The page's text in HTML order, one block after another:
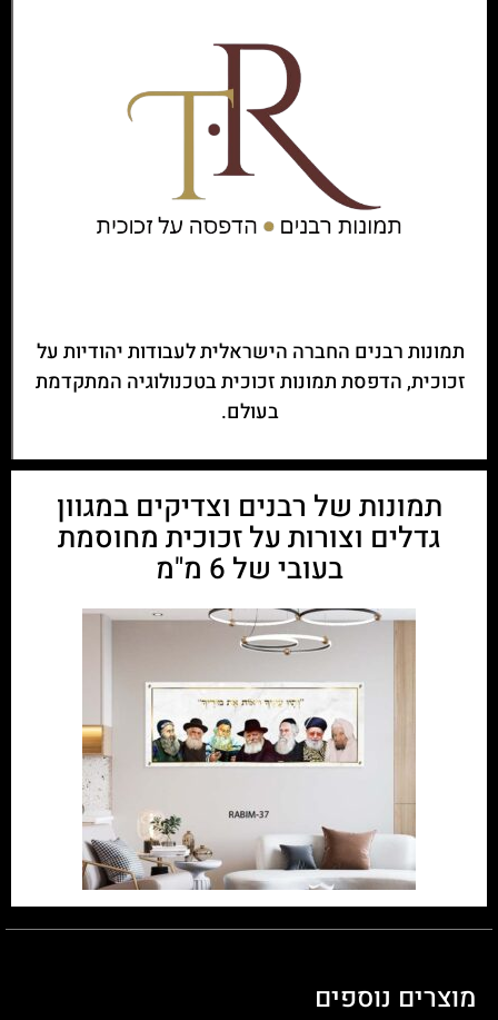
תמונות רבנים החברה הישראלית לעבודות יהודיות על
זכוכית, הדפסת תמונות זכוכית בטכנולוגיה המתקדמת
בעולם.
תמונות של רבנים וצדיקים במגוון
גדלים וצורות על זכוכית מחוסמת
בעובי של 6 מ"מ
מוצרים נוספים